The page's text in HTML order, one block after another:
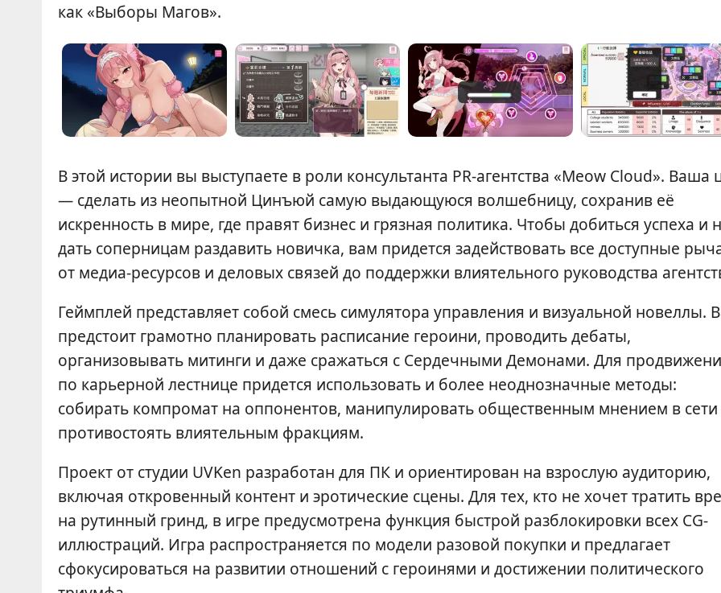
как «Выборы Магов».
В этой истории вы выступаете в роли консультанта PR-агентства «Meow Cloud». Ваша
— сделать из неопытной Цинъюй самую выдающуюся волшебницу, сохранив её
искренность в мире, где правят бизнес и грязная политика. Чтобы добиться успеха и
дать соперницам раздавить новичка, вам придется задействовать все доступные
от медиа-ресурсов и деловых связей до поддержки влиятельного руководства
Геймплей представляет собой смесь симулятора управления и визуальной новеллы.
предстоит грамотно планировать расписание героини, проводить дебаты,
организовывать митинги и даже сражаться с Сердечными Демонами. Для
по карьерной лестнице придется использовать и более неоднозначные методы:
собирать компромат на оппонентов, манипулировать общественным мнением в
противостоять влиятельным фракциям.
Проект от студии UVKen разработан для ПК и ориентирован на взрослую аудиторию,
включая откровенный контент и эротические сцены. Для тех, кто не хочет тратить
на рутинный гринд, в игре предусмотрена функция быстрой разблокировки всех CG-
иллюстраций. Игра распространяется по модели разовой покупки и предлагает
сфокусироваться на развитии отношений с героинями и достижении политического